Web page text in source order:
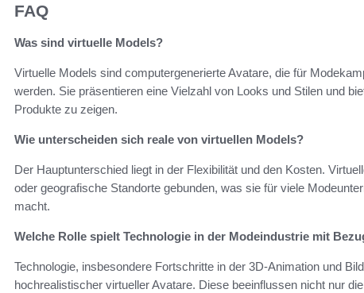
FAQ
Was sind virtuelle Models?
Virtuelle Models sind computergenerierte Avatare, die für
werden. Sie präsentieren eine Vielzahl von Looks und Stilen und
Produkte zu zeigen.
Wie unterscheiden sich reale von virtuellen Models?
Der Hauptunterschied liegt in der Flexibilität und den Kosten.
oder geografische Standorte gebunden, was sie für viele
macht.
Welche Rolle spielt Technologie in der Modeindustrie mit
Technologie, insbesondere Fortschritte in der 3D-Animation und
hochrealistischer virtueller Avatare. Diese beeinflussen nicht nur